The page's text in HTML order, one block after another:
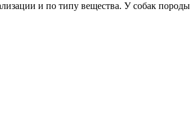
и по типу вещества. У собак породы